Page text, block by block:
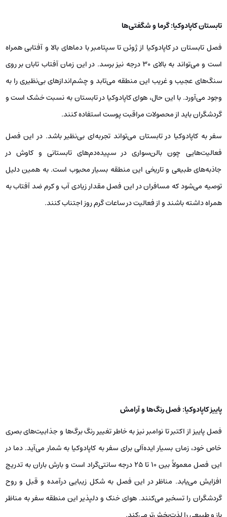
تابستان کاپادوکیا: گرما و شگفتی‌ها
فصل تابستان در کاپادوکیا از ژوئن تا سپتامبر با دماهای بالا و آفتابی همراه
است و می‌تواند به بالای ۳۰ درجه نیز برسد. در این زمان آفتاب تابان بر روی
سنگ‌های عجیب و غریب این منطقه می‌تابد و چشم‌اندازهای بی‌نظیری را به
وجود می‌آورد. با این حال، هوای کاپادوکیا در تابستان به نسبت خشک است و
گردشگران باید از محصولات مراقبت پوست استفاده کنند.
سفر به کاپادوکیا در تابستان می‌تواند تجربه‌ای بی‌نظیر باشد. در این فصل
فعالیت‌هایی چون بالن‌سواری در سپیده‌دم‌های تابستانی و کاوش در
جاذبه‌های طبیعی و تاریخی این منطقه بسیار محبوب است. به همین دلیل
توصیه می‌شود که مسافران در این فصل مقدار زیادی آب و کرم ضد آفتاب به
همراه داشته باشند و از فعالیت در ساعات گرم روز اجتناب کنند.
پاییز کاپادوکیا: فصل رنگ‌ها و آرامش
فصل پاییز از اکتبر تا نوامبر نیز به خاطر تغییر رنگ برگ‌ها و جذابیت‌های بصری
خاص خود، زمان بسیار ایده‌آلی برای سفر به کاپادوکیا به شمار می‌آید. دما در
این فصل معمولاً بین ۱۰ تا ۲۵ درجه سانتی‌گراد است و بارش باران به تدریج
افزایش می‌یابد. مناظر در این فصل به شکل زیبایی درآمده و قبل و روح
گردشگران را تسخیر می‌کنند. هوای خنک و دلپذیر این منطقه سفر به مناظر